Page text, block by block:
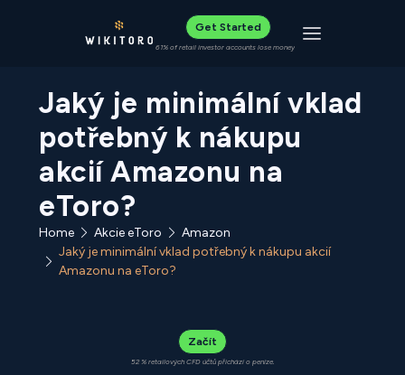
Get Started
61% of retail investor accounts lose money Toggle
Jaký je minimální vklad
potřebný k nákupu
akcií Amazonu na
eToro?
Home Akcie eToro
Amazon
Jaký je minimální vklad potřebný k nákupu akcií
Amazonu na eToro?
Začít
52 % retailových CFD účtů přichází o peníze.